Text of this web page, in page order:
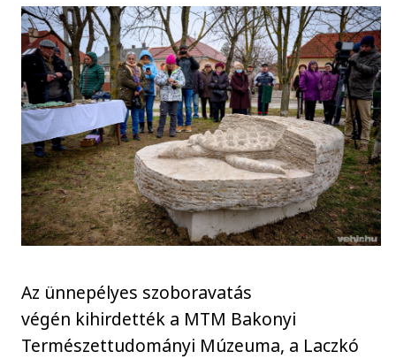
Az ünnepélyes szoboravatás
végén kihirdették a MTM Bakonyi
Természettudományi Múzeuma, a Laczkó